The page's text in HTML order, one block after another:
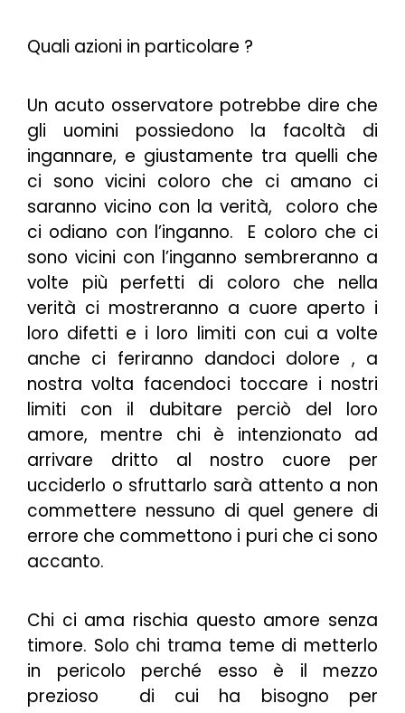
Quali azioni in particolare ?
Un acuto osservatore potrebbe dire che
gli uomini possiedono la facoltà di
ingannare, e giustamente tra quelli che
ci sono vicini coloro che ci amano ci
saranno vicino con la verità, coloro che
ci odiano con l’inganno. E coloro che ci
sono vicini con l’inganno sembreranno a
volte più perfetti di coloro che nella
verità ci mostreranno a cuore aperto i
loro difetti e i loro limiti con cui a volte
anche ci feriranno dandoci dolore , a
nostra volta facendoci toccare i nostri
limiti con il dubitare perciò del loro
amore, mentre chi è intenzionato ad
arrivare dritto al nostro cuore per
ucciderlo o sfruttarlo sarà attento a non
commettere nessuno di quel genere di
errore che commettono i puri che ci sono
accanto.
Chi ci ama rischia questo amore senza
timore. Solo chi trama teme di metterlo
in pericolo perché esso è il mezzo
prezioso di cui ha bisogno per